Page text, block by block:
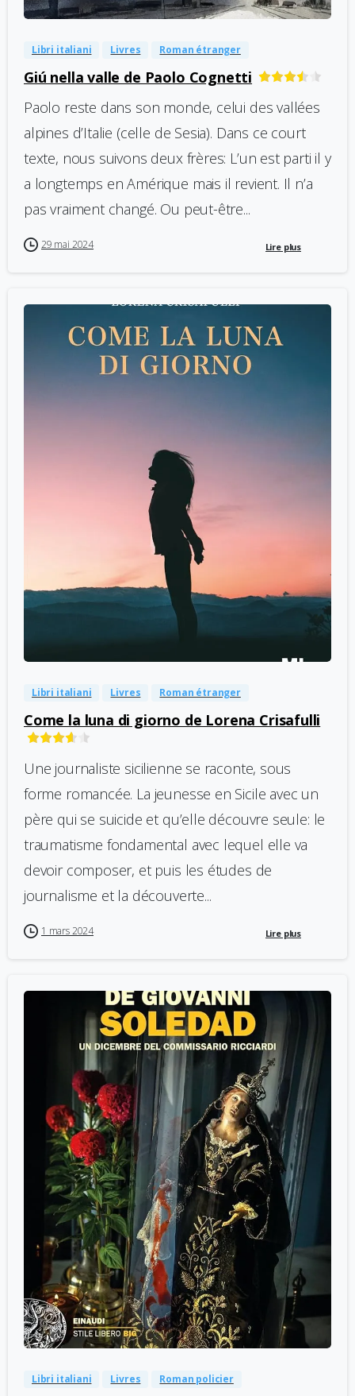
Libri italiani Livres Roman étranger
Giú nella valle de Paolo Cognetti
Paolo reste dans son monde, celui des vallées
alpines d’Italie (celle de Sesia). Dans ce court
texte, nous suivons deux frères: L’un est parti il y
a longtemps en Amérique mais il revient. Il n’a
pas vraiment changé. Ou peut-être...
29 mai 2024 Lire plus
Libri italiani Livres Roman étranger
Come la luna di giorno de Lorena Crisafulli
Une journaliste sicilienne se raconte, sous
forme romancée. La jeunesse en Sicile avec un
père qui se suicide et qu’elle découvre seule: le
traumatisme fondamental avec lequel elle va
devoir composer, et puis les études de
journalisme et la découverte...
1 mars 2024 Lire plus
-
Libri italiani Livres Roman policier